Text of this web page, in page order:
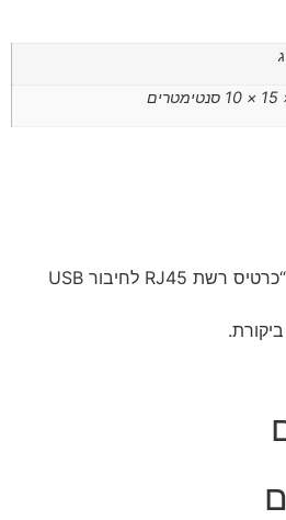
היה הראשון לכתוב סקירה “כרטיס רשת RJ45 לחיבור USB